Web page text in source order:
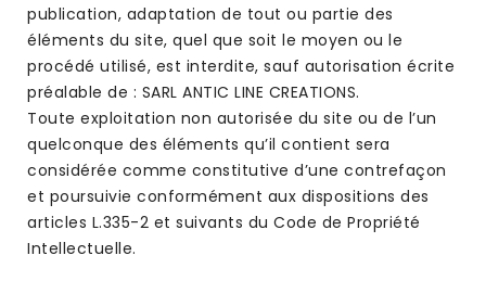
publication, adaptation de tout ou partie des
éléments du site, quel que soit le moyen ou le
procédé utilisé, est interdite, sauf autorisation écrite
préalable de : SARL ANTIC LINE CREATIONS.
Toute exploitation non autorisée du site ou de l’un
quelconque des éléments qu’il contient sera
considérée comme constitutive d’une contrefaçon
et poursuivie conformément aux dispositions des
articles L.335-2 et suivants du Code de Propriété
Intellectuelle.